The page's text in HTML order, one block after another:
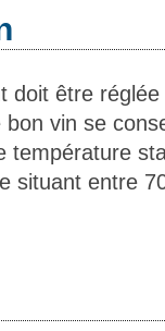
doit être
vin se
situant entre